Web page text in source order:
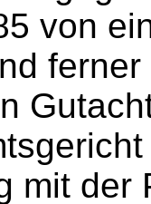
von
mit der